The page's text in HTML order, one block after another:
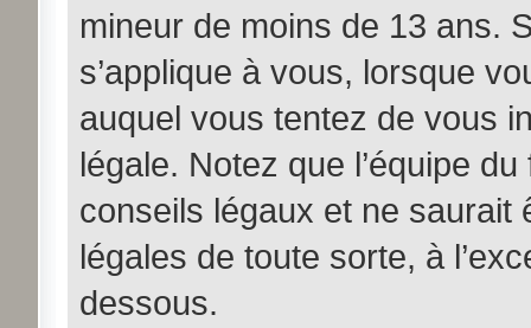
mineur de moins de 13 ans.
s’applique à vous, lorsque
auquel vous tentez de vous
légale. Notez que l’équipe
conseils légaux et ne saurait
légales de toute sorte, à
dessous.